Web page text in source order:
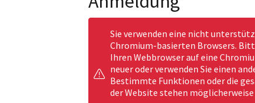
Sie verwenden eine nicht
Chromium-basierten Browsers.
Ihren Webbrowser auf eine
neuer oder verwenden Sie einen
Bestimmte Funktionen oder die
der Website stehen